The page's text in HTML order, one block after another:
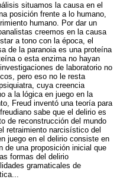
situamos la causa en el
posición frente a lo humano,
humano. Por dar un
creemos en la causa
a tono con la época, el
de la paranoia es una proteína
o esta enzima no hayan
de laboratorio no
pero eso no le resta
cuya creencia
a la lógica en juego en la
Freud inventó una teoría para
sabe que el delirio es
de reconstrucción del mundo
retraimiento narcisístico del
juego en el delirio consiste en
de una proposición inicial que
formas del delirio
gramaticales de